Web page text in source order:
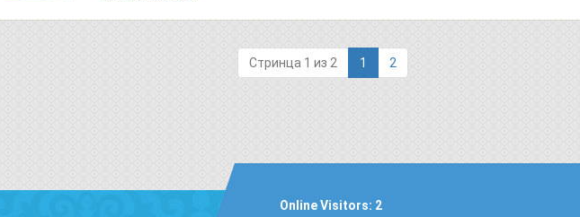
Стринца 1 из 2 1 (current)
2
Online Visitors: 2